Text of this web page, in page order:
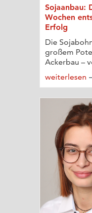
Sojaanbau:
Wochen
Erfolg
Die
großem
Ackerbau –
weiterlesen